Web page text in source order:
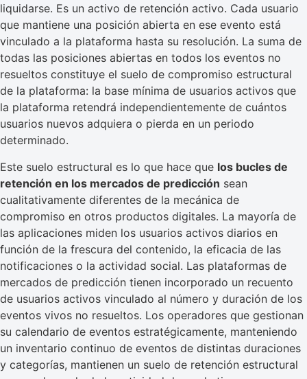
liquidarse. Es un activo de retención activo. Cada usuario
que mantiene una posición abierta en ese evento está
vinculado a la plataforma hasta su resolución. La suma de
todas las posiciones abiertas en todos los eventos no
resueltos constituye el suelo de compromiso estructural
de la plataforma: la base mínima de usuarios activos que
la plataforma retendrá independientemente de cuántos
usuarios nuevos adquiera o pierda en un periodo
determinado.
Este suelo estructural es lo que hace que los bucles de
retención en los mercados de predicción sean
cualitativamente diferentes de la mecánica de
compromiso en otros productos digitales. La mayoría de
las aplicaciones miden los usuarios activos diarios en
función de la frescura del contenido, la eficacia de las
notificaciones o la actividad social. Las plataformas de
mercados de predicción tienen incorporado un recuento
de usuarios activos vinculado al número y duración de los
eventos vivos no resueltos. Los operadores que gestionan
su calendario de eventos estratégicamente, manteniendo
un inventario continuo de eventos de distintas duraciones
y categorías, mantienen un suelo de retención estructural